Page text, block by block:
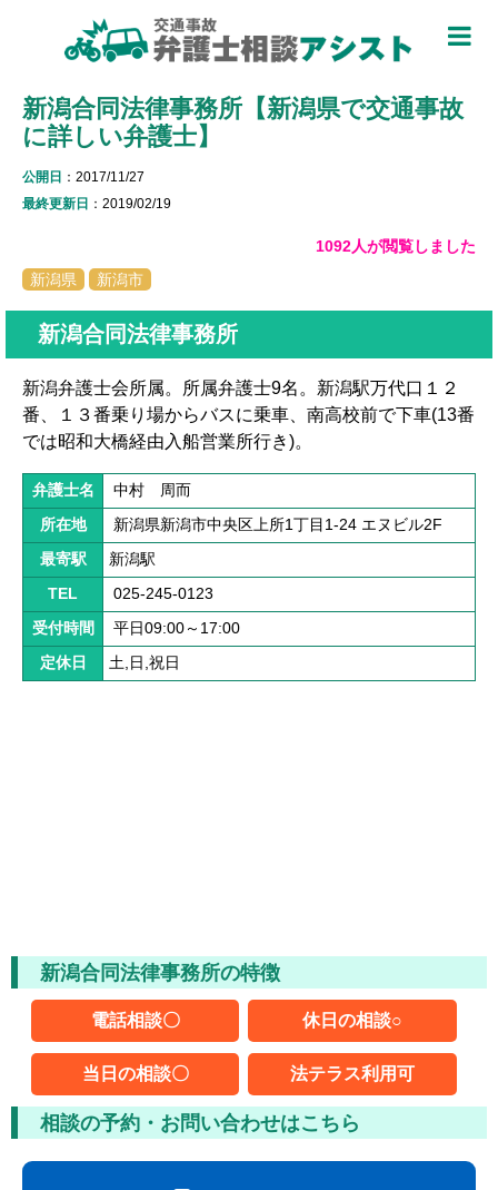
新潟合同法律事務所【新潟県で交通事故
に詳しい弁護士】
公開日 ：2017/11/27
最終更新日 ：2019/02/19
1092人が閲覧しました
新潟県
新潟市
新潟合同法律事務所
新潟弁護士会所属。所属弁護士9名。新潟駅万代口１２
番、１３番乗り場からバスに乗車、南高校前で下車(13番
では昭和大橋経由入船営業所行き)。
弁護士名 中村 周而
所在地 新潟県新潟市中央区上所1丁目1-24 エヌビル2F
最寄駅 新潟駅
TEL 025-245-0123
受付時間 平日09:00～17:00
定休日 土,日,祝日
新潟合同法律事務所の特徴
電話相談〇 休日の相談○
当日の相談〇 法テラス利用可
相談の予約・お問い合わせはこちら
被害者のための基礎知識 ▼
被害者になったら
適用できる保険を知る
弁護士特約について知る
加害者側について知る
被害に関する用語を知る
解決までの流れ ▼
ケガの治療
症状固定
後遺障害認定
慰謝料請求
自転車事故の体験談
ムチ打ちの体験談
捻挫の体験談
打撲の体験談
骨折の体験談